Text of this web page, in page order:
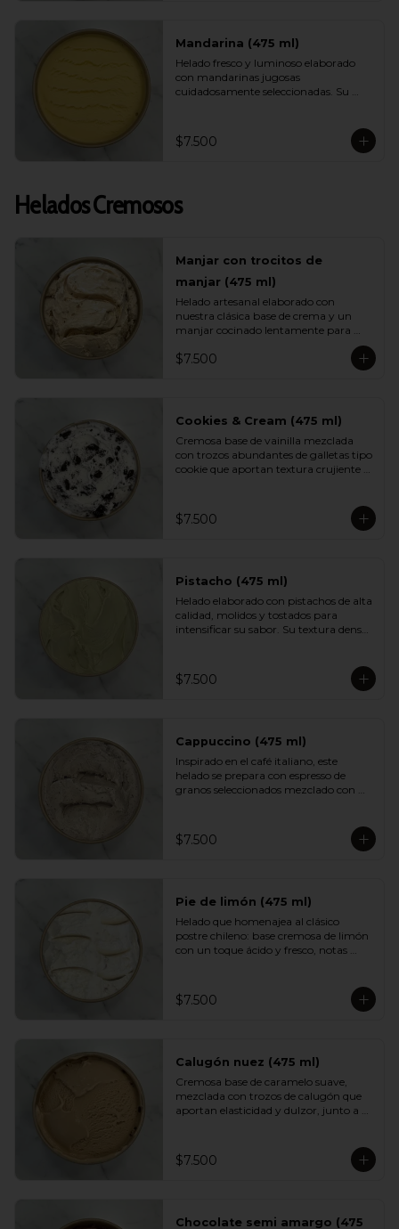
Mandarina (475 ml)
Helado fresco y luminoso elaborado
con mandarinas jugosas
cuidadosamente seleccionadas. Su
vibrante ideal para quienes buscan
opciones frutales y livianas.
$7.500
Helados Cremosos
Manjar con trocitos de
manjar (475 ml)
Helado artesanal elaborado con
nuestra clásica base de crema y un
manjar cocinado lentamente para
abundantes trocitos de manjar que
aportan textura y un dulzor profundo
los chilenos.
$7.500
Cookies & Cream (475 ml)
Cremosa base de vainilla mezclada
con trozos abundantes de galletas tipo
cookie que aportan textura crujiente y
perfecto para los fanáticos de las
combinaciones cremosas y crocantes.
$7.500
Pistacho (475 ml)
Helado elaborado con pistachos de alta
calidad, molidos y tostados para
intensificar su sabor. Su textura densa
elegante, ideal para quienes prefieren
sabores más nobles y sofisticados.
$7.500
Cappuccino (475 ml)
Inspirado en el café italiano, este
helado se prepara con espresso de
granos seleccionados mezclado con
con un sabor profundo que encantará
a quienes disfrutan del buen café.
$7.500
Pie de limón (475 ml)
Helado que homenajea al clásico
postre chileno: base cremosa de limón
con un toque ácido y fresco, notas
Un sabor equilibrado, luminoso y muy
adictivo.
$7.500
Calugón nuez (475 ml)
Cremosa base de caramelo suave,
mezclada con trozos de calugón que
aportan elasticidad y dulzor, junto a
golosa e intensa para fanáticos del
caramelo clásico.
$7.500
Chocolate semi amargo (475